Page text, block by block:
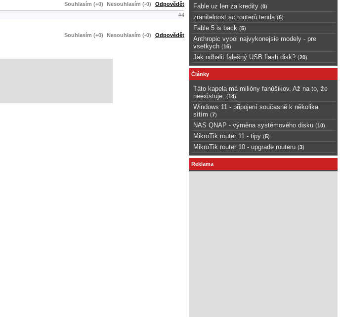
Souhlasím (+0) Nesouhlasím (-0) Odpovědět
#4
Souhlasím (+0) Nesouhlasím (-0) Odpovědět
Fable uz len za kredity (0)
zranitelnost ac routerů tenda (6)
Fable 5 is back (5)
Anthropic vypol najvykonejsie modely - pre
vsetkych (16)
Jak odhalit falešný USB flash disk? (20)
Články
Táto kapela má milióny fanúšikov. Až na to, že
neexistuje.
(14)
Windows 11 - připojení současně k několika
sítím (7)
NAS QNAP - výměna systémového disku (10)
MikroTik router 11 - tipy (5)
MikroTik router 10 - upgrade routeru (3)
Reklama